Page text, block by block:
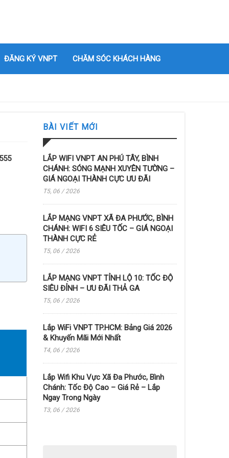
ĐĂNG KÝ VNPT CHĂM SÓC KHÁCH HÀNG
BÀI VIẾT MỚI
LẮP WIFI VNPT AN PHÚ TÂY, BÌNH
CHÁNH: SÓNG MẠNH XUYÊN TƯỜNG –
GIÁ NGOẠI THÀNH CỰC ƯU ĐÃI
T5, 06 / 2026
LẮP MẠNG VNPT XÃ ĐA PHƯỚC, BÌNH
CHÁNH: WIFI 6 SIÊU TỐC – GIÁ NGOẠI
THÀNH CỰC RẺ
T5, 06 / 2026
LẮP MẠNG VNPT TỈNH LỘ 10: TỐC ĐỘ
SIÊU ĐỈNH – ƯU ĐÃI THẢ GA
T5, 06 / 2026
Lắp WiFi VNPT TP.HCM: Bảng Giá 2026
& Khuyến Mãi Mới Nhất
T4, 06 / 2026
Lắp Wifi Khu Vực Xã Đa Phước, Bình
Chánh: Tốc Độ Cao – Giá Rẻ – Lắp
Ngay Trong Ngày
T3, 06 / 2026